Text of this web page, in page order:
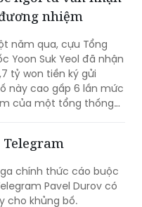
năm qua, cựu Tổng
Yoon Suk Yeol đã nhận
tỷ won tiền ký gửi
này cao gấp 6 lần mức
của một tổng thống
những vậy, cựu Đệ
Keon-hee cũng ghi
gửi lên tới khoảng 170
nhất tại Trại tạm giam
Telegram
chính thức cáo buộc
Pavel Durov có
cho khủng bố.